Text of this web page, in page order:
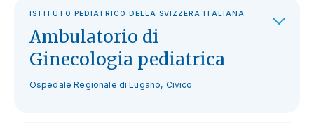
ISTITUTO PEDIATRICO DELLA SVIZZERA ITALIANA
Ambulatorio di
Ginecologia pediatrica
Ospedale Regionale di Lugano, Civico